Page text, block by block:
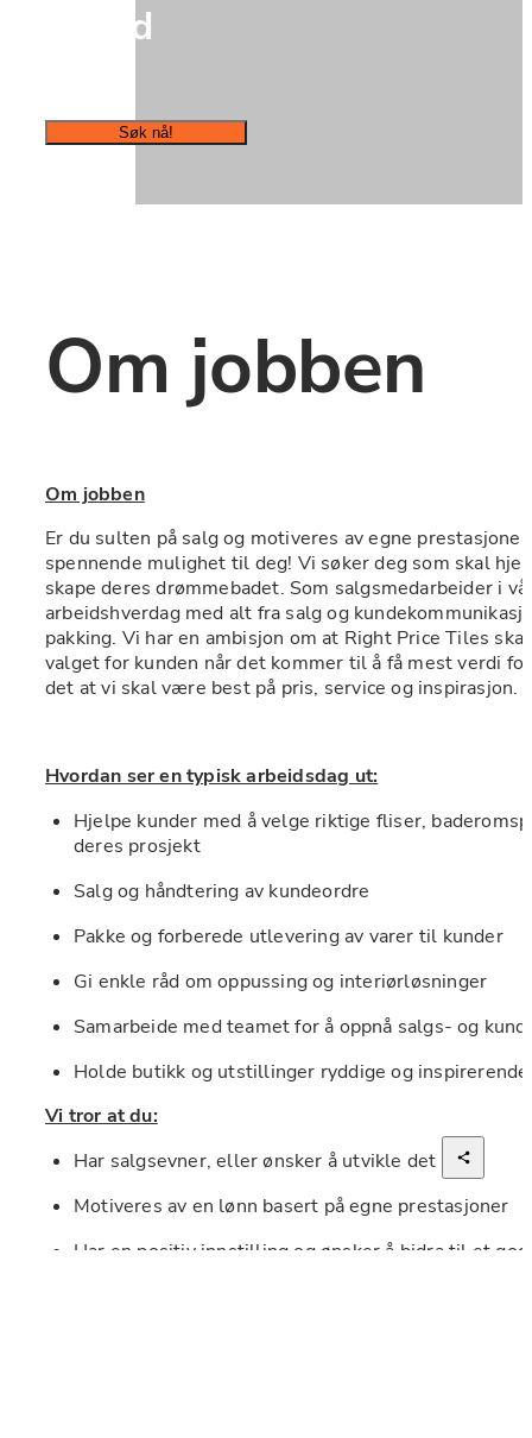
Heltid
Søk nå!
Om jobben
Om jobben
Er du sulten på salg og motiveres av egne
spennende mulighet til deg! Vi søker deg som skal
skape deres drømmebadet. Som salgsmedarbeider i
arbeidshverdag med alt fra salg og
pakking. Vi har en ambisjon om at Right Price Tiles
valget for kunden når det kommer til å få mest verdi
det at vi skal være best på pris, service og inspirasjon.
Hvordan ser en typisk arbeidsdag ut:
Hjelpe kunder med å velge riktige fliser,
deres prosjekt
Salg og håndtering av kundeordre
Pakke og forberede utlevering av varer til kunder
Gi enkle råd om oppussing og interiørløsninger
Samarbeide med teamet for å oppnå salgs- og
Holde butikk og utstillinger ryddige og inspirerende
Vi tror at du:
Har salgsevner, eller ønsker å utvikle det
Motiveres av en lønn basert på egne prestasjoner
Har en positiv innstilling og ønsker å bidra til et